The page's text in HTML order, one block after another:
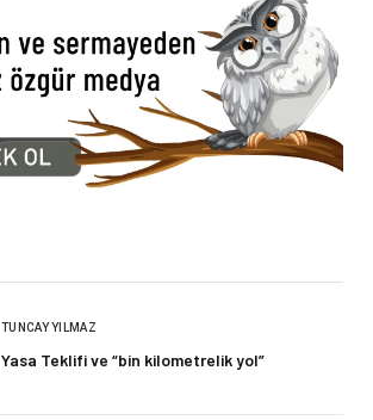
TUNCAY YILMAZ
Yasa Teklifi ve “bin kilometrelik yol”